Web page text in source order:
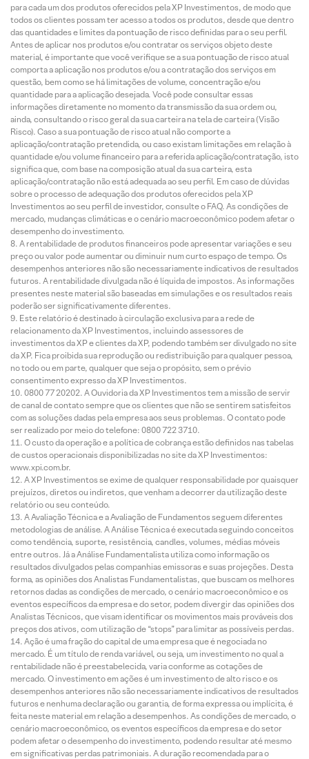
para cada um dos produtos oferecidos pela XP Investimentos, de modo que
todos os clientes possam ter acesso a todos os produtos, desde que dentro
das quantidades e limites da pontuação de risco definidas para o seu perfil.
Antes de aplicar nos produtos e/ou contratar os serviços objeto deste
material, é importante que você verifique se a sua pontuação de risco atual
comporta a aplicação nos produtos e/ou a contratação dos serviços em
questão, bem como se há limitações de volume, concentração e/ou
quantidade para a aplicação desejada. Você pode consultar essas
informações diretamente no momento da transmissão da sua ordem ou,
ainda, consultando o risco geral da sua carteira na tela de carteira (Visão
Risco). Caso a sua pontuação de risco atual não comporte a
aplicação/contratação pretendida, ou caso existam limitações em relação à
quantidade e/ou volume financeiro para a referida aplicação/contratação, isto
significa que, com base na composição atual da sua carteira, esta
aplicação/contratação não está adequada ao seu perfil. Em caso de dúvidas
sobre o processo de adequação dos produtos oferecidos pela XP
Investimentos ao seu perfil de investidor, consulte o FAQ. As condições de
mercado, mudanças climáticas e o cenário macroeconômico podem afetar o
desempenho do investimento.
A rentabilidade de produtos financeiros pode apresentar variações e seu
preço ou valor pode aumentar ou diminuir num curto espaço de tempo. Os
desempenhos anteriores não são necessariamente indicativos de resultados
futuros. A rentabilidade divulgada não é líquida de impostos. As informações
presentes neste material são baseadas em simulações e os resultados reais
poderão ser significativamente diferentes.
Este relatório é destinado à circulação exclusiva para a rede de
relacionamento da XP Investimentos, incluindo assessores de
investimentos da XP e clientes da XP, podendo também ser divulgado no site
da XP. Fica proibida sua reprodução ou redistribuição para qualquer pessoa,
no todo ou em parte, qualquer que seja o propósito, sem o prévio
consentimento expresso da XP Investimentos.
0800 77 20202. A Ouvidoria da XP Investimentos tem a missão de servir
de canal de contato sempre que os clientes que não se sentirem satisfeitos
com as soluções dadas pela empresa aos seus problemas. O contato pode
ser realizado por meio do telefone: 0800 722 3710.
O custo da operação e a política de cobrança estão definidos nas tabelas
de custos operacionais disponibilizadas no site da XP Investimentos:
www.xpi.com.br.
A XP Investimentos se exime de qualquer responsabilidade por quaisquer
prejuízos, diretos ou indiretos, que venham a decorrer da utilização deste
relatório ou seu conteúdo.
A Avaliação Técnica e a Avaliação de Fundamentos seguem diferentes
metodologias de análise. A Análise Técnica é executada seguindo conceitos
como tendência, suporte, resistência, candles, volumes, médias móveis
entre outros. Já a Análise Fundamentalista utiliza como informação os
resultados divulgados pelas companhias emissoras e suas projeções. Desta
forma, as opiniões dos Analistas Fundamentalistas, que buscam os melhores
retornos dadas as condições de mercado, o cenário macroeconômico e os
eventos específicos da empresa e do setor, podem divergir das opiniões dos
Analistas Técnicos, que visam identificar os movimentos mais prováveis dos
preços dos ativos, com utilização de “stops” para limitar as possíveis perdas.
Ação é uma fração do capital de uma empresa que é negociada no
mercado. É um título de renda variável, ou seja, um investimento no qual a
rentabilidade não é preestabelecida, varia conforme as cotações de
mercado. O investimento em ações é um investimento de alto risco e os
desempenhos anteriores não são necessariamente indicativos de resultados
futuros e nenhuma declaração ou garantia, de forma expressa ou implícita, é
feita neste material em relação a desempenhos. As condições de mercado, o
cenário macroeconômico, os eventos específicos da empresa e do setor
podem afetar o desempenho do investimento, podendo resultar até mesmo
em significativas perdas patrimoniais. A duração recomendada para o